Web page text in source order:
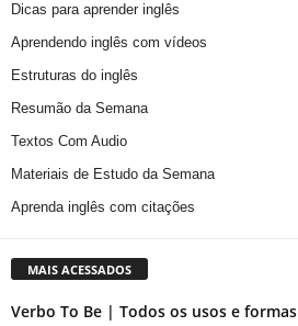
Dicas para aprender inglês
Aprendendo inglês com vídeos
Estruturas do inglês
Resumão da Semana
Textos Com Audio
Materiais de Estudo da Semana
Aprenda inglês com citações
MAIS ACESSADOS
Verbo To Be | Todos os usos e formas